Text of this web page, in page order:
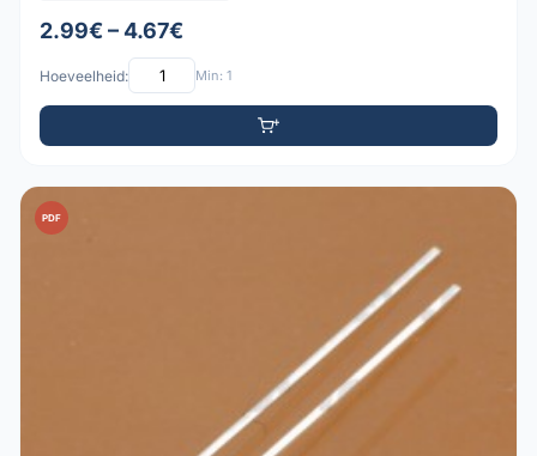
2.99€ – 4.67€
Hoeveelheid: Min: 1
PDF